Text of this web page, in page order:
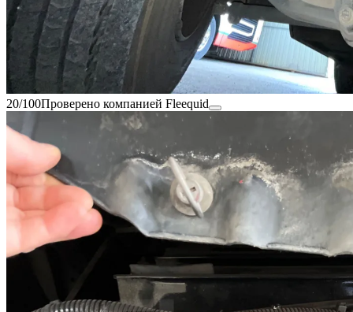
20/100Проверено компанией Fleequid